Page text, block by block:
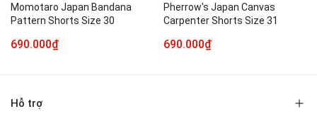
Momotaro Japan Bandana
Pattern Shorts Size 30
690.000₫
Pherrow's Japan Canvas
Carpenter Shorts Size 31
690.000₫
Hỗ trợ